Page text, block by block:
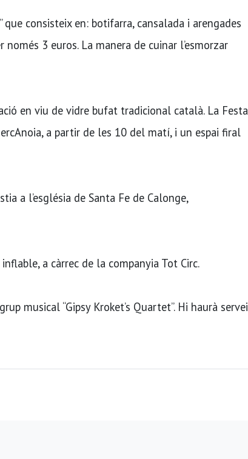
consisteix en: botifarra, cansalada i arengades
només 3 euros. La manera de cuinar l’esmorzar
en viu de vidre bufat tradicional català. La Festa
a partir de les 10 del matí, i un espai firal
a l’església de Santa Fe de Calonge,
a càrrec de la companyia Tot Circ.
musical “Gipsy Kroket’s Quartet”. Hi haurà servei